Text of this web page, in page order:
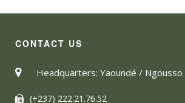
CONTACT US
Headquarters: Yaoundé / Ngousso
(+237) 222.21.76.52